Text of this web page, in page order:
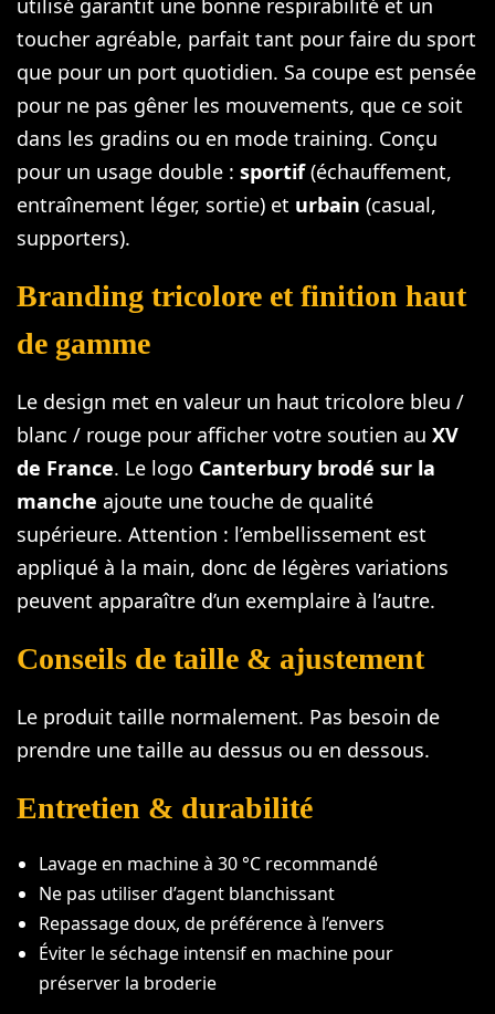
utilisé garantit une bonne respirabilité et un
toucher agréable, parfait tant pour faire du sport
que pour un port quotidien. Sa coupe est pensée
pour ne pas gêner les mouvements, que ce soit
dans les gradins ou en mode training. Conçu
pour un usage double :sportif(échauffement,
entraînement léger, sortie) et urbain (casual,
supporters).
Branding tricolore et finition haut
de gamme
Le design met en valeur un haut tricolore bleu /
blanc / rouge pour afficher votre soutien auXV
de France. Le logo Canterbury brodé sur la
manche ajoute une touche de qualité
supérieure. Attention : l’embellissement est
appliqué à la main, donc de légères variations
peuvent apparaître d’un exemplaire à l’autre.
Conseils de taille & ajustement
Le produit taille normalement. Pas besoin de
prendre une taille au dessus ou en dessous.
Entretien & durabilité
Lavage en machine à 30 °C recommandé
Ne pas utiliser d’agent blanchissant
Repassage doux, de préférence à l’envers
Éviter le séchage intensif en machine pour
préserver la broderie